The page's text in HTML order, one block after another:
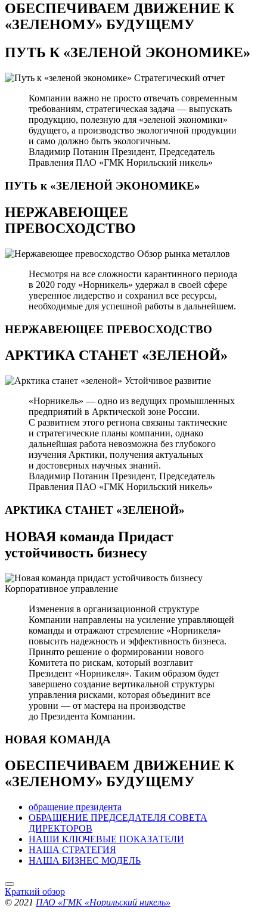
ОБЕСПЕЧИВАЕМ ДВИЖЕНИЕ К
«ЗЕЛЕНОМУ» БУДУЩЕМУ
ПУТЬ К«ЗЕЛЕНОЙ ЭКОНОМИКЕ»
Стратегический отчет
Компании важно не просто отвечать современным
требованиям, стратегическая задача — выпускать
продукцию, полезную для «зеленой экономики»
будущего, а производство экологичной продукции
и само должно быть экологичным.
Владимир Потанин Президент, Председатель
Правления ПАО «ГМК Норильский никель»
ПУТЬ к «ЗЕЛЕНОЙ ЭКОНОМИКЕ»
НЕРЖАВЕЮЩЕЕ
ПРЕВОСХОДСТВО
Обзор рынка металлов
Несмотря на все сложности карантинного периода
в 2020 году «Норникель» удержал в своей сфере
уверенное лидерство и сохранил все ресурсы,
необходимые для успешной работы в дальнейшем.
НЕРЖАВЕЮЩЕЕ ПРЕВОСХОДСТВО
АРКТИКА СТАНЕТ «ЗЕЛЕНОЙ»
Устойчивое развитие
«Норникель» — одно из ведущих промышленных
предприятий в Арктической зоне России.
С развитием этого региона связаны тактические
и стратегические планы компании, однако
дальнейшая работа невозможна без глубокого
изучения Арктики, получения актуальных
и достоверных научных знаний.
Владимир Потанин Президент, Председатель
Правления ПАО «ГМК Норильский никель»
АРКТИКА СТАНЕТ «ЗЕЛЕНОЙ»
НОВАЯ команда Придаст
устойчивость бизнесу
Корпоративное управление
Изменения в организационной структуре
Компании направлены на усиление управляющей
команды и отражают стремление «Норникеля»
повысить надежность и эффективность бизнеса.
Принято решение о формировании нового
Комитета по рискам, который возглавит
Президент «Норникеля». Таким образом будет
завершено создание вертикальной структуры
управления рисками, которая объединит все
уровни — от мастера на производстве
до Президента Компании.
НОВАЯ КОМАНДА
ОБЕСПЕЧИВАЕМ ДВИЖЕНИЕ К
«ЗЕЛЕНОМУ» БУДУЩЕМУ
обращение президента
ОБРАЩЕНИЕ ПРЕДСЕДАТЕЛЯ СОВЕТА
ДИРЕКТОРОВ
НАШИ КЛЮЧЕВЫЕ ПОКАЗАТЕЛИ
НАША СТРАТЕГИЯ
НАША БИЗНЕС МОДЕЛЬ
Краткий обзор
© 2021 ПАО «ГМК «Норильский никель»